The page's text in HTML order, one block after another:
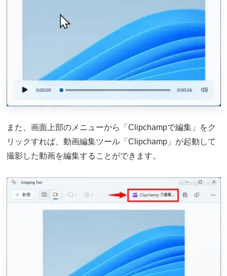
また、画面上部のメニューから「Clipchampで編集」をク
リックすれば、動画編集ツール「Clipchamp」が起動して
撮影した動画を編集することができます。